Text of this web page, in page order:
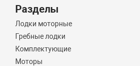
Разделы
Лодки моторные
Гребные лодки
Комплектующие
Моторы